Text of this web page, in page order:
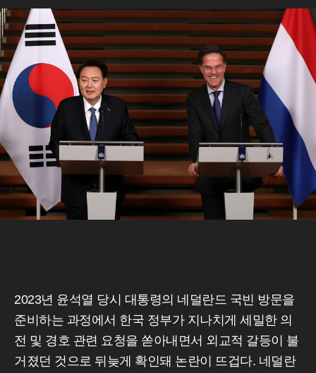
2023년 윤석열 당시 대통령의 네덜란드 국빈 방문을
준비하는 과정에서 한국 정부가 지나치게 세밀한 의
전 및 경호 관련 요청을 쏟아내면서 외교적 갈등이 불
거졌던 것으로 뒤늦게 확인돼 논란이 뜨겁다. 네덜란